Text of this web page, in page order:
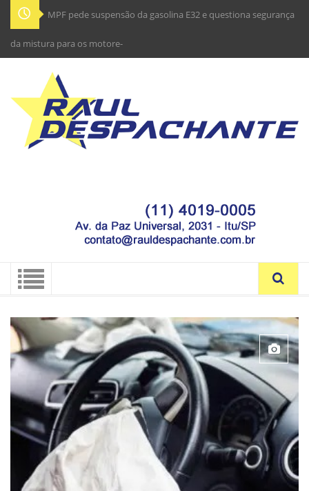
MPF pede suspensão da gasolina E32 e questiona segurança
da mistura para os motores